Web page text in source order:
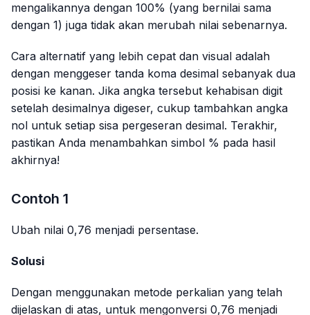
mengalikannya dengan 100% (yang bernilai sama
dengan 1) juga tidak akan merubah nilai sebenarnya.
Cara alternatif yang lebih cepat dan visual adalah
dengan menggeser tanda koma desimal sebanyak dua
posisi ke kanan. Jika angka tersebut kehabisan digit
setelah desimalnya digeser, cukup tambahkan angka
nol untuk setiap sisa pergeseran desimal. Terakhir,
pastikan Anda menambahkan simbol % pada hasil
akhirnya!
Contoh 1
Ubah nilai 0,76 menjadi persentase.
Solusi
Dengan menggunakan metode perkalian yang telah
dijelaskan di atas, untuk mengonversi 0,76 menjadi